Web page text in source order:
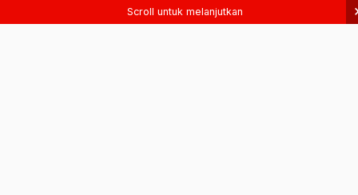
Scroll untuk melanjutkan